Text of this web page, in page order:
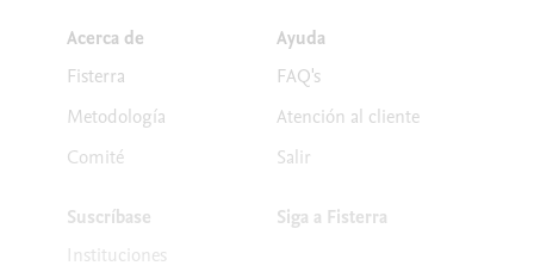
Acerca de
Fisterra
Metodología
Comité
Suscríbase
Instituciones
Ayuda
FAQ's
Atención al cliente
Salir
Siga a Fisterra